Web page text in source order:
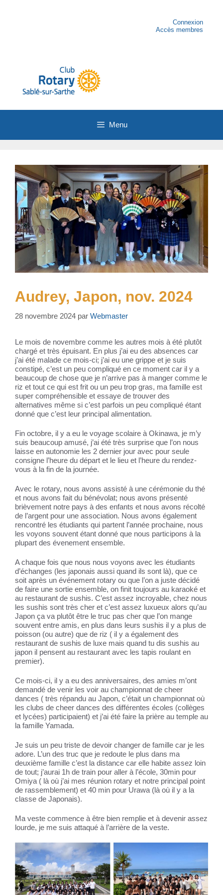
Connexion
Accès membres
Menu
Audrey, Japon, nov. 2024
28 novembre 2024 par Webmaster
Le mois de novembre comme les autres mois à été plutôt
chargé et très épuisant. En plus j’ai eu des absences car
j’ai été malade ce mois-ci; j’ai eu une grippe et je suis
constipé, c’est un peu compliqué en ce moment car il y a
beaucoup de chose que je n’arrive pas à manger comme le
riz et tout ce qui est frit ou un peu trop gras, ma famille est
super compréhensible et essaye de trouver des
alternatives même si c’est parfois un peu compliqué étant
donné que c’est leur principal alimentation.
Fin octobre, il y a eu le voyage scolaire à Okinawa, je m’y
suis beaucoup amusé, j’ai été très surprise que l’on nous
laisse en autonomie les 2 dernier jour avec pour seule
consigne l’heure du départ et le lieu et l’heure du rendez-
vous à la fin de la journée.
Avec le rotary, nous avons assisté à une cérémonie du thé
et nous avons fait du bénévolat; nous avons présenté
brièvement notre pays à des enfants et nous avons récolté
de l’argent pour une association. Nous avons également
rencontré les étudiants qui partent l’année prochaine, nous
les voyons souvent étant donné que nous participons à la
plupart des évenement ensemble.
A chaque fois que nous nous voyons avec les étudiants
d’échanges (les japonais aussi quand ils sont là), que ce
soit après un événement rotary ou que l’on a juste décidé
de faire une sortie ensemble, on finit toujours au karaoké et
au restaurant de sushis. C’est assez incroyable, chez nous
les sushis sont très cher et c’est assez luxueux alors qu’au
Japon ça va plutôt être le truc pas cher que l’on mange
souvent entre amis, en plus dans leurs sushis il y a plus de
poisson (ou autre) que de riz ( il y a également des
restaurant de sushis de luxe mais quand tu dis sushis au
japon il pensent au restaurant avec les tapis roulant en
premier).
Ce mois-ci, il y a eu des anniversaires, des amies m’ont
demandé de venir les voir au championnat de cheer
dances ( très répandu au Japon, c’était un championnat où
les clubs de cheer dances des différentes écoles (collèges
et lycées) participaient) et j’ai été faire la prière au temple au
la famille Yamada.
Je suis un peu triste de devoir changer de famille car je les
adore. L’un des truc que je redoute le plus dans ma
deuxième famille c’est la distance car elle habite assez loin
de tout; j’aurai 1h de train pour aller à l’école, 30min pour
Omiya ( là où j’ai mes réunion rotary et notre principal point
de rassemblement) et 40 min pour Urawa (là où il y a la
classe de Japonais).
Ma veste commence à être bien remplie et à devenir assez
lourde, je me suis attaqué à l’arrière de la veste.